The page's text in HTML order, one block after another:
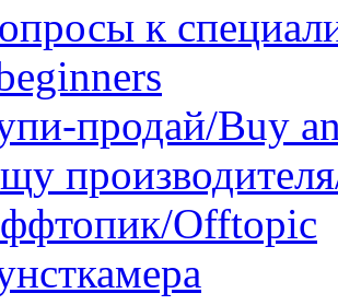
к
продай/Buy
Offtopic